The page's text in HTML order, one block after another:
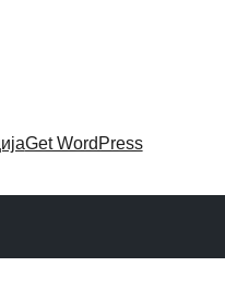
Get WordPress